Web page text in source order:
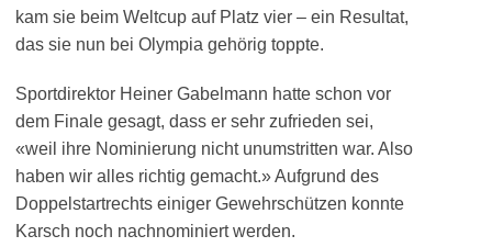
kam sie beim Weltcup auf Platz vier – ein Resultat,
das sie nun bei Olympia gehörig toppte.
Sportdirektor Heiner Gabelmann hatte schon vor
dem Finale gesagt, dass er sehr zufrieden sei,
«weil ihre Nominierung nicht unumstritten war. Also
haben wir alles richtig gemacht.» Aufgrund des
Doppelstartrechts einiger Gewehrschützen konnte
Karsch noch nachnominiert werden.